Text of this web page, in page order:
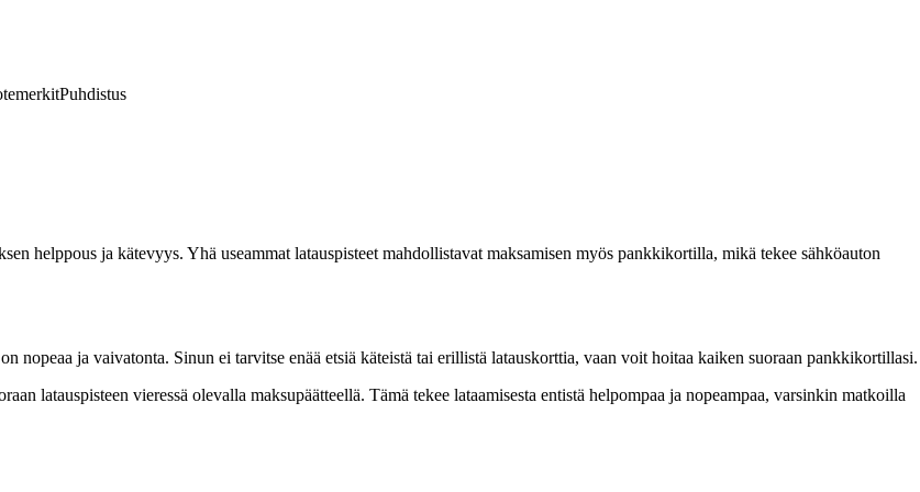
Puhdistus
helppous ja kätevyys. Yhä useammat latauspisteet mahdollistavat maksamisen myös pankkikortilla, mikä tekee sähköauton
nopeaa ja vaivatonta. Sinun ei tarvitse enää etsiä käteistä tai erillistä latauskorttia, vaan voit hoitaa kaiken suoraan pankkikortillasi.
latauspisteen vieressä olevalla maksupäätteellä. Tämä tekee lataamisesta entistä helpompaa ja nopeampaa, varsinkin matkoilla